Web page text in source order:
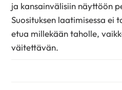
ja kansainvälisiin näyttöön
Suosituksen laatimisessa ei
etua millekään taholle,
väitettävän.